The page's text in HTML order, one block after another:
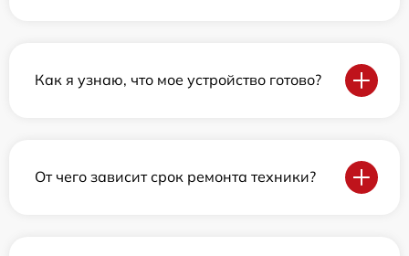
Как я узнаю, что мое устройство готово?
От чего зависит срок ремонта техники?